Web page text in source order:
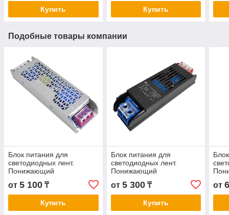
Купить Купить
Подобные товары компании
Блок питания для
светодиодных лент.
Понижающий
трансформатор FAN БП-
PR-24V 200W A+
от 5 100 ₸
Купить
Блок питания для
светодиодных лент.
Понижающий
трансформатор БП-24V
300W
от 5 300₸
Купить
от